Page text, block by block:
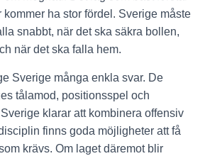
ha stor fördel. Sverige måste
snabbt, när det ska säkra bollen,
när det ska falla hem.
Sverige många enkla svar. De
tålamod, positionsspel och
klarar att kombinera offensiv
finns goda möjligheter att få
krävs. Om laget däremot blir